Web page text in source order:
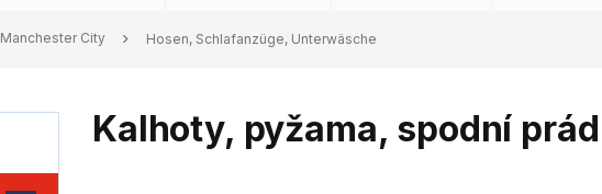
Manchester City Hosen, Schlafanzüge, Unterwäsche
Kalhoty, pyžama, spodní